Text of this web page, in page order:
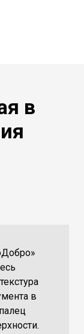
в
в